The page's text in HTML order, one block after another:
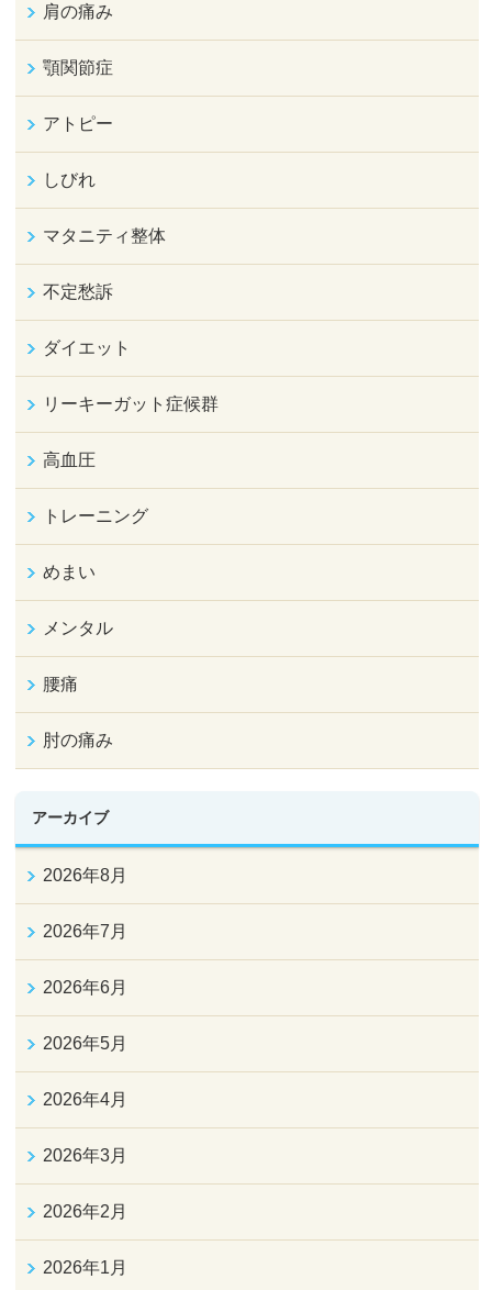
肩の痛み
顎関節症
アトピー
しびれ
マタニティ整体
不定愁訴
ダイエット
リーキーガット症候群
高血圧
トレーニング
めまい
メンタル
腰痛
肘の痛み
アーカイブ
2026年8月
2026年7月
2026年6月
2026年5月
2026年4月
2026年3月
2026年2月
2026年1月